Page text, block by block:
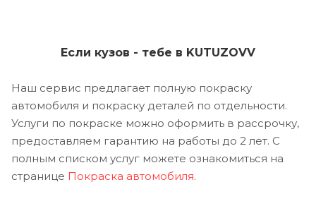
Если кузов - тебе в KUTUZOVV
Наш сервис предлагает полную покраску
автомобиля и покраску деталей по отдельности.
Услуги по покраске можно оформить в рассрочку,
предоставляем гарантию на работы до 2 лет. С
полным списком услуг можете ознакомиться на
странице Покраска автомобиля.